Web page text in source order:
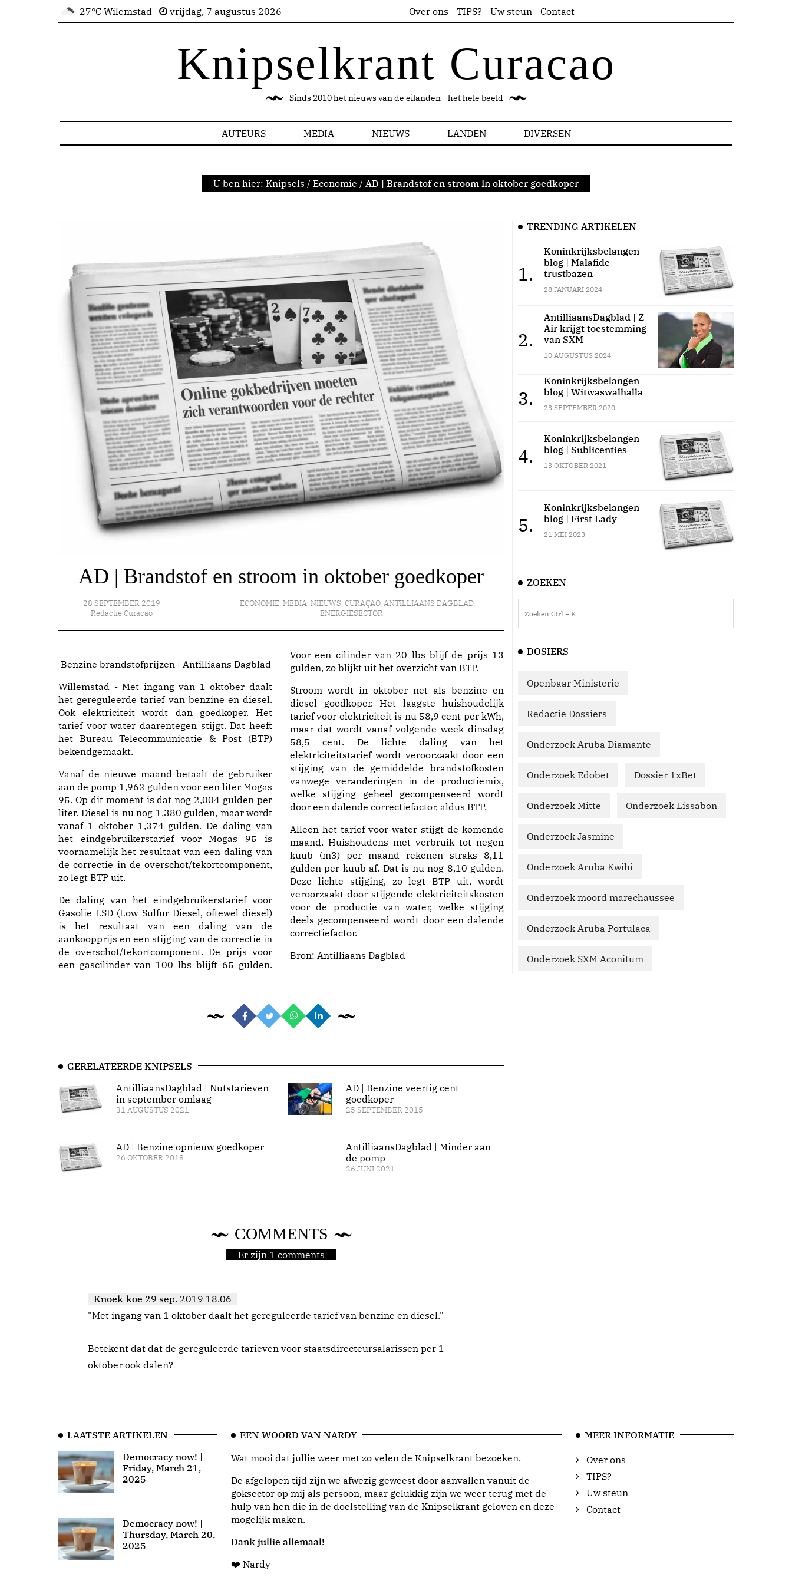
27°C Wilemstad vrijdag, 7 augustus 2026 Over ons TIPS? Uw steun Contact
Knipselkrant Curacao
Sinds 2010 het nieuws van de eilanden - het hele beeld
AUTEURS MEDIA NIEUWS LANDEN DIVERSEN
U ben hier: Knipsels / Economie / AD | Brandstof en stroom in oktober goedkoper
AD | Brandstof en stroom in oktober goedkoper
28 SEPTEMBER 2019
Redactie Curacao
ECONOMIE,MEDIA,NIEUWS,CURAÇAO,ANTILLIAANS DAGBLAD,
ENERGIESECTOR
Benzine brandstofprijzen | Antilliaans Dagblad
Willemstad - Met ingang van 1 oktober daalt
het gereguleerde tarief van benzine en diesel.
Ook elektriciteit wordt dan goedkoper. Het
tarief voor water daarentegen stijgt. Dat heeft
het Bureau Telecommunicatie & Post (BTP)
bekendgemaakt.
Vanaf de nieuwe maand betaalt de gebruiker
aan de pomp 1,962 gulden voor een liter Mogas
95. Op dit moment is dat nog 2,004 gulden per
liter. Diesel is nu nog 1,380 gulden, maar wordt
vanaf 1 oktober 1,374 gulden. De daling van
het eindgebruikerstarief voor Mogas 95 is
voornamelijk het resultaat van een daling van
de correctie in de overschot/tekortcomponent,
zo legt BTP uit.
De daling van het eindgebruikerstarief voor
Gasolie LSD (Low Sulfur Diesel, oftewel diesel)
is het resultaat van een daling van de
aankoopprijs en een stijging van de correctie in
de overschot/tekortcomponent. De prijs voor
een gascilinder van 100 lbs blijft 65 gulden.
Voor een cilinder van 20 lbs blijf de prijs 13
gulden, zo blijkt uit het overzicht van BTP.
Stroom wordt in oktober net als benzine en
diesel goedkoper. Het laagste huishoudelijk
tarief voor elektriciteit is nu 58,9 cent per kWh,
maar dat wordt vanaf volgende week dinsdag
58,5 cent. De lichte daling van het
elektriciteitstarief wordt veroorzaakt door een
stijging van de gemiddelde brandstofkosten
vanwege veranderingen in de productiemix,
welke stijging geheel gecompenseerd wordt
door een dalende correctiefactor, aldus BTP.
Alleen het tarief voor water stijgt de komende
maand. Huishoudens met verbruik tot negen
kuub (m3) per maand rekenen straks 8,11
gulden per kuub af. Dat is nu nog 8,10 gulden.
Deze lichte stijging, zo legt BTP uit, wordt
veroorzaakt door stijgende elektriciteitskosten
voor de productie van water, welke stijging
deels gecompenseerd wordt door een dalende
correctiefactor.
Bron: Antilliaans Dagblad
GERELATEERDE KNIPSELS
AntilliaansDagblad | Nutstarieven
in september omlaag
31 AUGUSTUS 2021
AD | Benzine opnieuw goedkoper
26 OKTOBER 2018
AD | Benzine veertig cent
goedkoper
25 SEPTEMBER 2015
AntilliaansDagblad | Minder aan
de pomp
26 JUNI 2021
COMMENTS
Er zijn 1 comments
Knoek-koe 29 sep. 2019 18.06
"Met ingang van 1 oktober daalt het gereguleerde tarief van benzine en diesel."
Betekent dat dat de gereguleerde tarieven voor staatsdirecteursalarissen per 1
oktober ook dalen?
TRENDING ARTIKELEN
1.
Koninkrijksbelangen
blog | Malafide
trustbazen
28 JANUARI 2024
2.
AntilliaansDagblad | Z
Air krijgt toestemming
van SXM
10 AUGUSTUS 2024
3.
Koninkrijksbelangen
blog | Witwaswalhalla
23 SEPTEMBER 2020
4.
Koninkrijksbelangen
blog | Sublicenties
13 OKTOBER 2021
5.
Koninkrijksbelangen
blog | First Lady
21 MEI 2023
ZOEKEN
DOSIERS
Openbaar Ministerie
Redactie Dossiers
Onderzoek Aruba Diamante
Onderzoek Edobet Dossier 1xBet
Onderzoek Mitte Onderzoek Lissabon
Onderzoek Jasmine
Onderzoek Aruba Kwihi
Onderzoek moord marechaussee
Onderzoek Aruba Portulaca
Onderzoek SXM Aconitum
LAATSTE ARTIKELEN
Democracy now! |
Friday, March 21,
2025
Democracy now! |
Thursday, March 20,
2025
EEN WOORD VAN NARDY
Wat mooi dat jullie weer met zo velen de Knipselkrant bezoeken.
De afgelopen tijd zijn we afwezig geweest door aanvallen vanuit de
goksector op mij als persoon, maar gelukkig zijn we weer terug met de
hulp van hen die in de doelstelling van de Knipselkrant geloven en deze
mogelijk maken.
Dank jullie allemaal!
❤️ Nardy
MEER INFORMATIE
Over ons
TIPS?
Uw steun
Contact